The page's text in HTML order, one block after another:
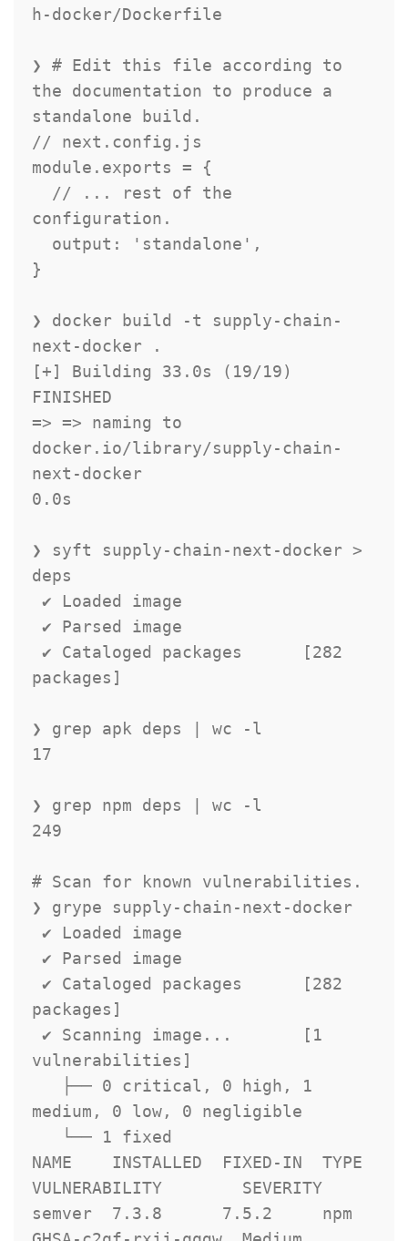
h-docker/Dockerfile
❯ # Edit this file according to
the documentation to produce a
standalone build.
// next.config.js
module.exports = {
configuration.
}
❯ docker build -t supply-chain-
next-docker .
[+] Building 33.0s (19/19)
FINISHED
=> => naming to
docker.io/library/supply-chain-
next-docker
0.0s
❯ syft supply-chain-next-docker >
deps
packages]
❯ grep apk deps | wc -l
17
❯ grep npm deps | wc -l
249
# Scan for known vulnerabilities.
❯ grype supply-chain-next-docker
packages]
vulnerabilities]
medium, 0 low, 0 negligible
NAME    INSTALLED  FIXED-IN  TYPE
VULNERABILITY        SEVERITY
semver  7.3.8      7.5.2     npm